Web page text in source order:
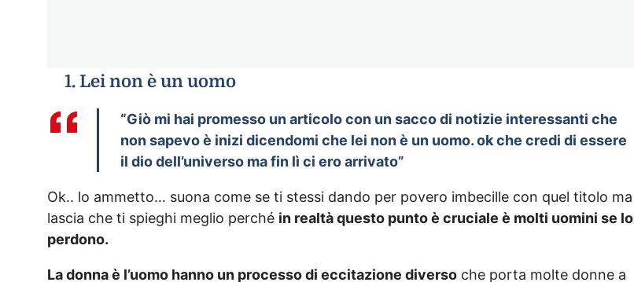
1. Lei non è un uomo
“Giò mi hai promesso un articolo con un sacco di notizie interessanti che
non sapevo è inizi dicendomi che lei non è un uomo. ok che credi di essere
il dio dell’universo ma fin lì ci ero arrivato”
Ok.. lo ammetto… suona come se ti stessi dando per povero imbecille con quel titolo ma
lascia che ti spieghi meglio perché in realtà questo punto è cruciale è molti uomini se lo
perdono.
La donna è l’uomo hanno un processo di eccitazione diverso che porta molte donne a